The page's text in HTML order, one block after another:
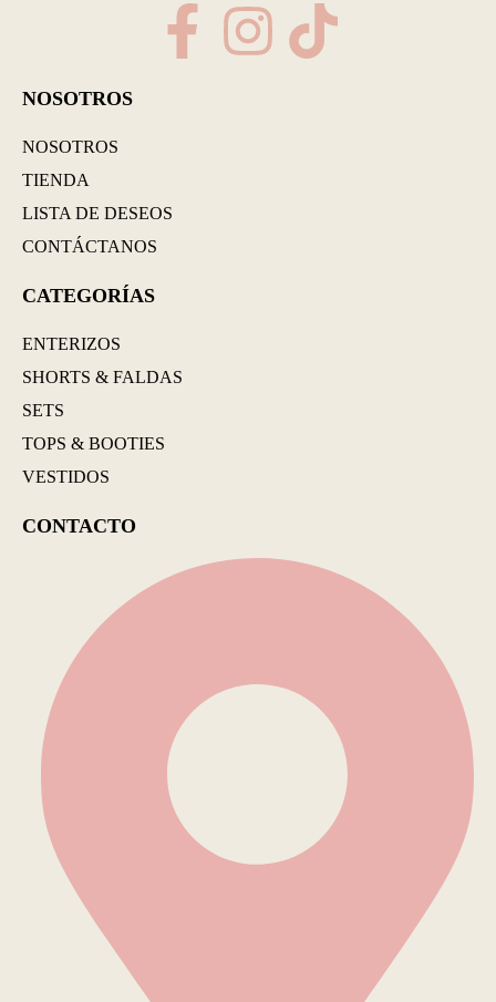
NOSOTROS
NOSOTROS
TIENDA
LISTA DE DESEOS
CONTÁCTANOS
CATEGORÍAS
ENTERIZOS
SHORTS & FALDAS
SETS
TOPS & BOOTIES
VESTIDOS
CONTACTO